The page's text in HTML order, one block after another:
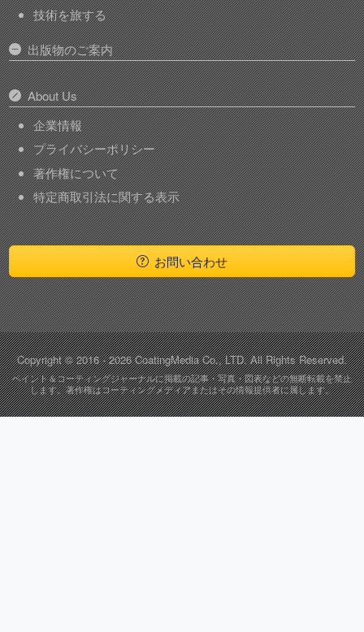
技術を旅する
出版物のご案内
About Us
企業情報
プライバシーポリシー
著作権について
特定商取引法に関する表示
お問い合わせ
Copyright © 2016 - 2026 CoatingMedia Co., LTD. All Rights Reserved.
ペイント＆コーティングジャーナルに掲載の記事・写真・図表などの無断転載を禁止
します。著作権はコーティングメディアまたはその情報提供者に属します。